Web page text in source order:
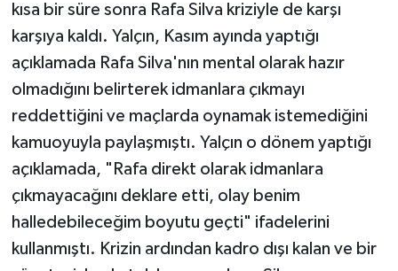
kısa bir süre sonra Rafa Silva kriziyle de karşı
karşıya kaldı. Yalçın, Kasım ayında yaptığı
açıklamada Rafa Silva'nın mental olarak hazır
olmadığını belirterek idmanlara çıkmayı
reddettiğini ve maçlarda oynamak istemediğini
kamuoyuyla paylaşmıştı. Yalçın o dönem yaptığı
açıklamada, "Rafa direkt olarak idmanlara
çıkmayacağını deklare etti, olay benim
halledebileceğim boyutu geçti" ifadelerini
kullanmıştı. Krizin ardından kadro dışı kalan ve bir